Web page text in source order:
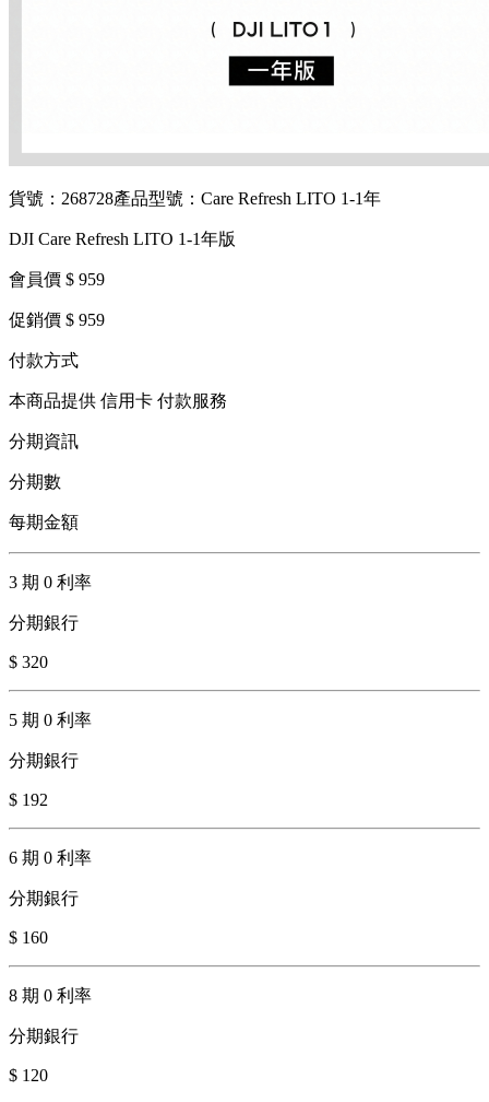
貨號：268728產品型號：Care Refresh LITO 1-1年
DJI Care Refresh LITO 1-1年版
會員價 $ 959
促銷價 $ 959
付款方式
本商品提供 信用卡 付款服務
分期資訊
分期數
每期金額
3 期 0 利率
分期銀行
$ 320
5 期 0 利率
分期銀行
$ 192
6 期 0 利率
分期銀行
$ 160
8 期 0 利率
分期銀行
$ 120